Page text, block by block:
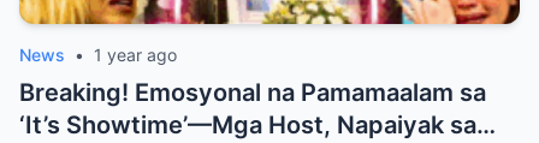
News • 1 year ago
Breaking! Emosyonal na Pamamaalam sa
‘It’s Showtime’—Mga Host, Napaiyak sa